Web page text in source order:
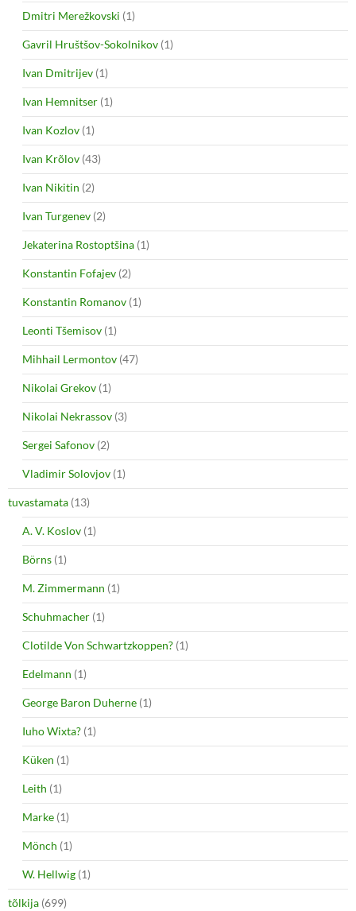
Dmitri Merežkovski (1)
Gavril Hruštšov-Sokolnikov (1)
Ivan Dmitrijev (1)
Ivan Hemnitser (1)
Ivan Kozlov (1)
Ivan Krõlov (43)
Ivan Nikitin (2)
Ivan Turgenev (2)
Jekaterina Rostoptšina (1)
Konstantin Fofajev (2)
Konstantin Romanov (1)
Leonti Tšemisov (1)
Mihhail Lermontov (47)
Nikolai Grekov (1)
Nikolai Nekrassov (3)
Sergei Safonov (2)
Vladimir Solovjov (1)
tuvastamata (13)
A. V. Koslov (1)
Börns (1)
M. Zimmermann (1)
Schuhmacher (1)
Clotilde Von Schwartzkoppen? (1)
Edelmann (1)
George Baron Duherne (1)
Iuho Wixta? (1)
Küken (1)
Leith (1)
Marke (1)
Mönch (1)
W. Hellwig (1)
tõlkija (699)